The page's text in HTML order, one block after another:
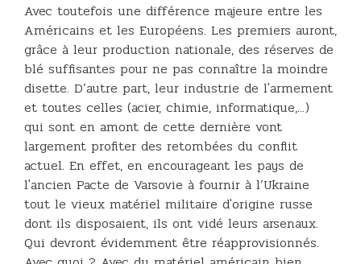
Avec toutefois une différence majeure entre les
Américains et les Européens. Les premiers auront,
grâce à leur production nationale, des réserves de
blé suffisantes pour ne pas connaître la moindre
disette. D’autre part, leur industrie de l'armement
et toutes celles (acier, chimie, informatique,...)
qui sont en amont de cette dernière vont
largement profiter des retombées du conflit
actuel. En effet, en encourageant les pays de
l'ancien Pacte de Varsovie à fournir à l’Ukraine
tout le vieux matériel militaire d'origine russe
dont ils disposaient, ils ont vidé leurs arsenaux.
Qui devront évidemment être réapprovisionnés.